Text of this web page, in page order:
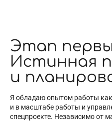
Этап
Истинная
и
Я обладаю опытом работы
и в масштабе работы и
спецпроекте. Независимо от